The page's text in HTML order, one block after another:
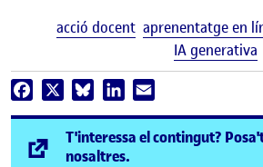
acció docent aprenentatge en
IA generativa
Facebook BlueskyLinkedIn
T'interessa el contingut?
nosaltres.